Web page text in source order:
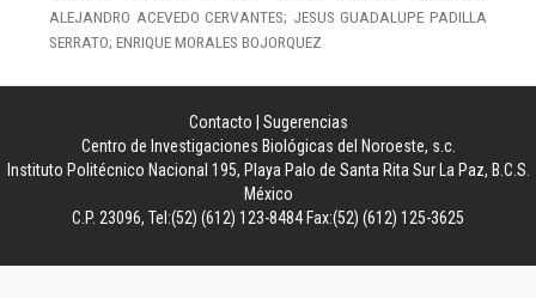
ALEJANDRO ACEVEDO CERVANTES; JESUS GUADALUPE PADILLA
SERRATO; ENRIQUE MORALES BOJORQUEZ
Contacto
Sugerencias
Centro de Investigaciones Biológicas del Noroeste, s.c.
Instituto Politécnico Nacional 195, Playa Palo de Santa Rita Sur La Paz, B.C.S.
México
C.P. 23096, Tel:(52) (612) 123-8484 Fax:(52) (612) 125-3625